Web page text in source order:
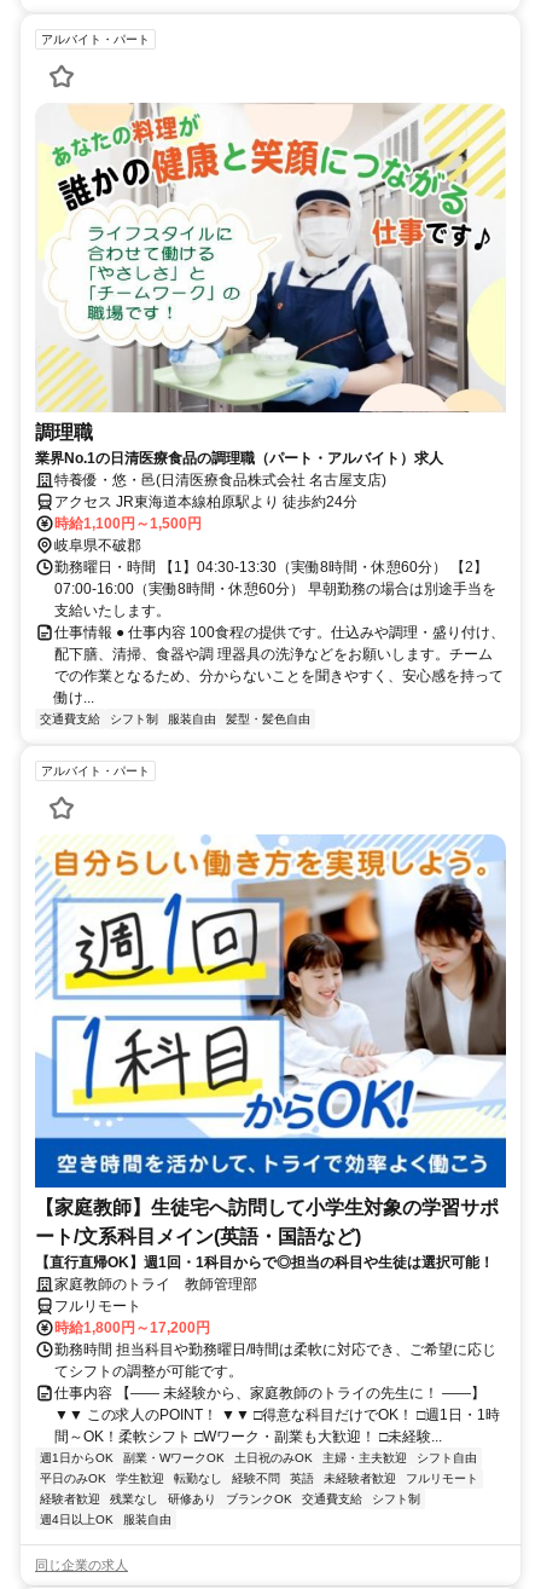
アルバイト・パート
調理職
業界No.1の日清医療食品の調理職（パート・アルバイト）求人
特養優・悠・邑(日清医療食品株式会社 名古屋支店)
アクセス JR東海道本線柏原駅より 徒歩約24分
時給1,100円～1,500円
岐阜県不破郡
勤務曜日・時間 【1】04:30-13:30（実働8時間・休憩60分） 【2】
07:00-16:00（実働8時間・休憩60分） 早朝勤務の場合は別途手当を
支給いたします。
仕事情報 ● 仕事内容 100食程の提供です。仕込みや調理・盛り付け、
配下膳、清掃、食器や調 理器具の洗浄などをお願いします。チーム
での作業となるため、分からないことを聞きやすく、安心感を持って
働け...
交通費支給 シフト制 服装自由 髪型・髪色自由
アルバイト・パート
【家庭教師】生徒宅へ訪問して小学生対象の学習サポ
ート/文系科目メイン(英語・国語など)
【直行直帰OK】週1回・1科目からで◎担当の科目や生徒は選択可能！
家庭教師のトライ 教師管理部
フルリモート
時給1,800円～17,200円
勤務時間 担当科目や勤務曜日/時間は柔軟に対応でき、ご希望に応じ
てシフトの調整が可能です。
仕事内容 【―― 未経験から、家庭教師のトライの先生に！ ――】
▼▼ この求人のPOINT！ ▼▼ □得意な科目だけでOK！ □週1日・1時
間～OK！柔軟シフト □Wワーク・副業も大歓迎！ □未経験...
週1日からOK 副業・WワークOK 土日祝のみOK 主婦・主夫歓迎
シフト自由
平日のみOK
学生歓迎 転勤なし 経験不問 英語 未経験者歓迎
フルリモート
経験者歓迎
残業なし 研修あり ブランクOK 交通費支給
シフト制
週4日以上OK
服装自由
同じ企業の求人